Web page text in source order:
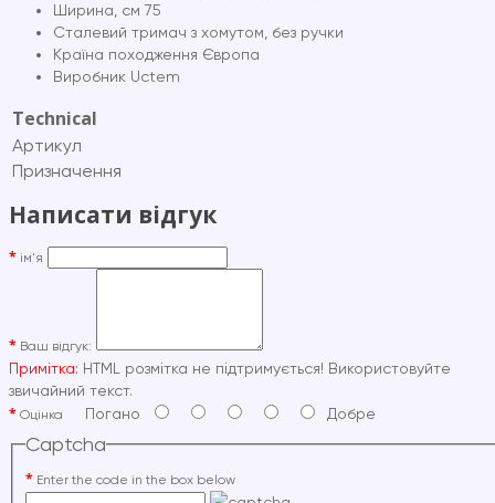
Ширина, см 75
Сталевий тримач з хомутом, без ручки
Країна походження Європа
Виробник Uctem
Technical
Артикул
Призначення
Написати відгук
ім'я
Ваш відгук:
Примітка: HTML розмітка не підтримується! Використовуйте
звичайний текст.
Оцінка Погано Добре
Captcha
Enter the code in the box below